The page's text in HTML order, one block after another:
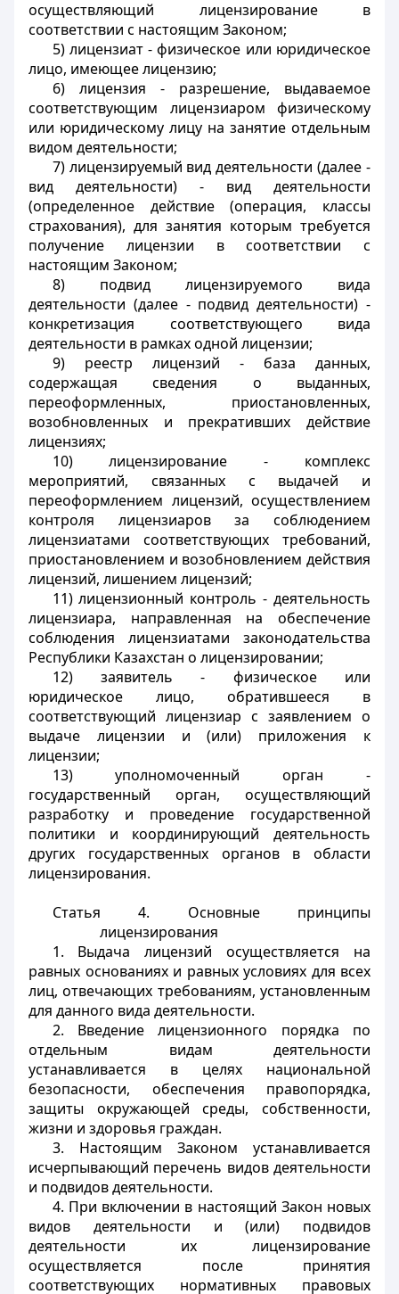
осуществляющий лицензирование в
соответствии с настоящим Законом;
5) лицензиат - физическое или юридическое
лицо, имеющее лицензию;
6) лицензия - разрешение, выдаваемое
соответствующим лицензиаром физическому
или юридическому лицу на занятие отдельным
видом деятельности;
7) лицензируемый вид деятельности (далее -
вид деятельности) - вид деятельности
(определенное действие (операция, классы
страхования), для занятия которым требуется
получение лицензии в соответствии с
настоящим Законом;
8) подвид лицензируемого вида
деятельности (далее - подвид деятельности) -
конкретизация соответствующего вида
деятельности в рамках одной лицензии;
9) реестр лицензий - база данных,
содержащая сведения о выданных,
переоформленных, приостановленных,
возобновленных и прекративших действие
лицензиях;
10) лицензирование - комплекс
мероприятий, связанных с выдачей и
переоформлением лицензий, осуществлением
контроля лицензиаров за соблюдением
лицензиатами соответствующих требований,
приостановлением и возобновлением действия
лицензий, лишением лицензий;
11) лицензионный контроль - деятельность
лицензиара, направленная на обеспечение
соблюдения лицензиатами законодательства
Республики Казахстан о лицензировании;
12) заявитель - физическое или
юридическое лицо, обратившееся в
соответствующий лицензиар с заявлением о
выдаче лицензии и (или) приложения к
лицензии;
13) уполномоченный орган -
государственный орган, осуществляющий
разработку и проведение государственной
политики и координирующий деятельность
других государственных органов в области
лицензирования.
Статья 4. Основные принципы
лицензирования
1. Выдача лицензий осуществляется на
равных основаниях и равных условиях для всех
лиц, отвечающих требованиям, установленным
для данного вида деятельности.
2. Введение лицензионного порядка по
отдельным видам деятельности
устанавливается в целях национальной
безопасности, обеспечения правопорядка,
защиты окружающей среды, собственности,
жизни и здоровья граждан.
3. Настоящим Законом устанавливается
исчерпывающий перечень видов деятельности
и подвидов деятельности.
4. При включении в настоящий Закон новых
видов деятельности и (или) подвидов
деятельности их лицензирование
осуществляется после принятия
соответствующих нормативных правовых